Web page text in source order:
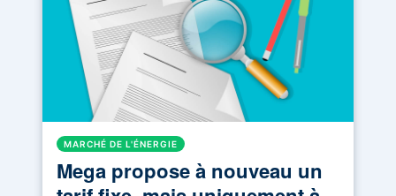
MARCHÉ DE L'ÉNERGIE
Mega propose à nouveau un